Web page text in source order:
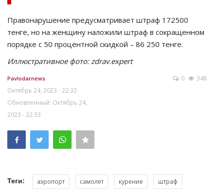
Правонарушение предусматривает штраф 172500
тенге, но на женщину наложили штраф в сокращенном
порядке с 50 процентной скидкой – 86 250 тенге.
Иллюстративное фото: zdrav.expert
Pavlodarnews
Октябрь 24, 2023 - 22:32
Обновленный: Октябрь 24,
2023 - 22:33
0 348
Теги: аэропорт самолет курение штраф